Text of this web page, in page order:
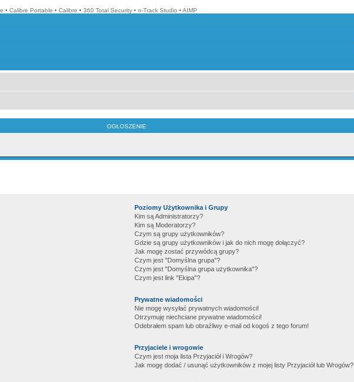
• Calibre Portable • Calibre • 360 Total Security • n-Track Studio • AIMP
OGŁOSZENIE:
Poziomy Użytkownika i Grupy
Kim są Administratorzy?
Kim są Moderatorzy?
Czym są grupy użytkowników?
Gdzie są grupy użytkowników i jak do nich mogę dołączyć?
Jak mogę zostać przywódcą grupy?
Czym jest "Domyślna grupa"?
Czym jest "Domyślna grupa użytkownika"?
Czym jest link "Ekipa"?
Prywatne wiadomości
Nie mogę wysyłać prywatnych wiadomości!
Otrzymuję niechciane prywatne wiadomości!
Odebrałem spam lub obraźliwy e-mail od kogoś z tego forum!
Przyjaciele i wrogowie
Czym jest moja lista Przyjaciół i Wrogów?
Jak mogę dodać / usunąć użytkowników z mojej listy Przyjaciół lub Wrogów?